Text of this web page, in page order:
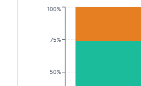
50%
75%
100%